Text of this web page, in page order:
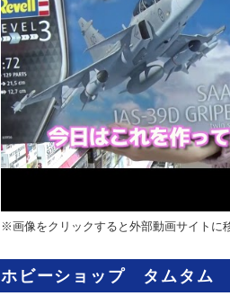
※画像をクリックすると外部動画サイトに
ホビーショップ タムタム